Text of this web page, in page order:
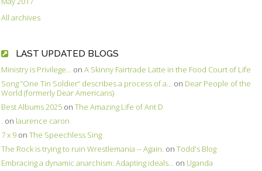
All archives
LAST UPDATED BLOGS
Ministry is Privilege... on A Skinny Fairtrade Latte in the Food Court of Life
Song ”One Tin Soldier” describes a process of a... on Dear People of the
World (formerly Dear Americans)
Best Albums 2025 on The Amazing Life of Ant D
. on laurence caron
7 x 9 on The Speechless Sing
The Rock is trying to ruin Wrestlemania -- Again. on Todd's Blog
Embracing a dynamic anarchism: Adapting ideals... on Uganda